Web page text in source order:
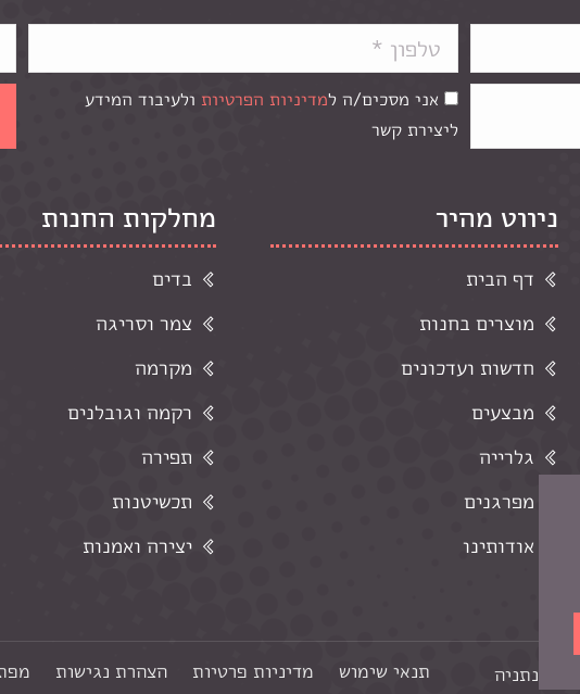
אני מסכים/ה למדיניות הפרטיות ולעיבוד המידע
ליצירת קשר
ניווט מהיר
דף הבית
מוצרים בחנות
חדשות ועדכונים
מבצעים
גלרייה
מפרגנים
אודותינו
מחלקות החנות
בדים
צמר וסריגה
מקרמה
רקמה וגובלנים
תפירה
תכשיטנות
יצירה ואמנות
בנתניה תנאי שימוש מדיניות פרטיות הצהרת נגישות